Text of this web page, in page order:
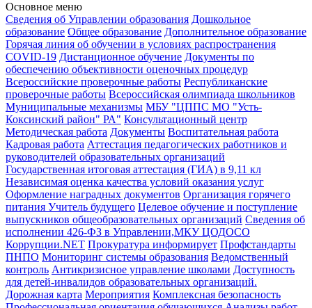
Основное меню
Сведения об Управлении образования Дошкольное
образование Общее образование Дополнительное образование
Горячая линия об обучении в условиях распространения
COVID-19 Дистанционное обучение Документы по
обеспечению объективности оценочных процедур
Всероссийские проверочные работы Республиканские
проверочные работы Всероссийская олимпиада школьников
Муниципальные механизмы МБУ "ЦППС МО "Усть-
Коксинский район" РА" Консультационный центр
Методическая работа Документы Воспитательная работа
Кадровая работа Аттестация педагогических работников и
руководителей образовательных организаций
Государственная итоговая аттестация (ГИА) в 9,11 кл
Независимая оценка качества условий оказания услуг
Оформление наградных документов Организация горячего
питания Учитель будущего Целевое обучение и поступление
выпускников общеобразовательных организаций Сведения об
исполнении 426-ФЗ в Управлении,МКУ ЦОДОСО
Коррупции.NET Прокуратура информирует Профстандарты
ПНПО Мониторинг системы образования Ведомственный
контроль Антикризисное управление школами Доступность
для детей-инвалидов образовательных организаций.
Дорожная карта Мероприятия Комплексная безопасность